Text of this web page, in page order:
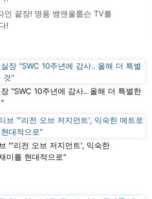
인 끝장! 명품 뱅앤올룹슨 TV를
!
"SWC 10주년에 감사.. 올해 더 특별한
"'리전 오브 저지먼트', 익숙한
미를 현대적으로"